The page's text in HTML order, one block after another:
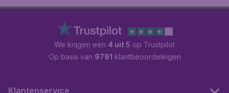
We krijgen een 4 uit 5 op Trustpilot
Op basis van 9791 klantbeoordelingen
Klantenservice